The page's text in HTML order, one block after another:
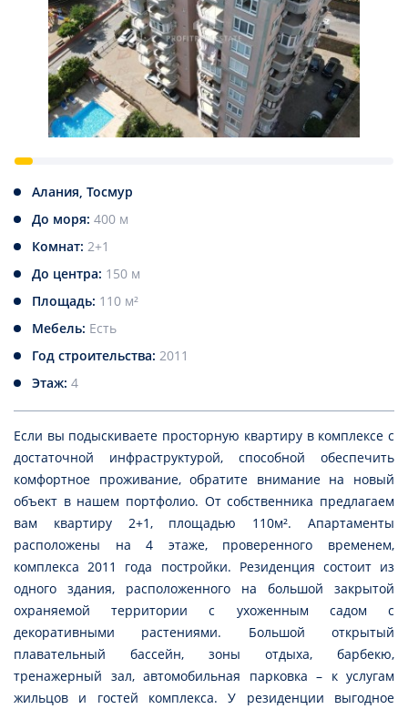
Алания, Тосмур
До моря: 400 м
Комнат: 2+1
До центра: 150 м
Площадь: 110 м²
Мебель: Есть
Год строительства: 2011
Этаж: 4
Если вы подыскиваете просторную квартиру в комплексе с
достаточной инфраструктурой, способной обеспечить
комфортное проживание, обратите внимание на новый
объект в нашем портфолио. От собственника предлагаем
вам квартиру 2+1, площадью 110м². Апартаменты
расположены на 4 этаже, проверенного временем,
комплекса 2011 года постройки. Резиденция состоит из
одного здания, расположенного на большой закрытой
охраняемой территории с ухоженным садом с
декоративными растениями. Большой открытый
плавательный бассейн, зоны отдыха, барбекю,
тренажерный зал, автомобильная парковка – к услугам
жильцов и гостей комплекса. У резиденции выгодное